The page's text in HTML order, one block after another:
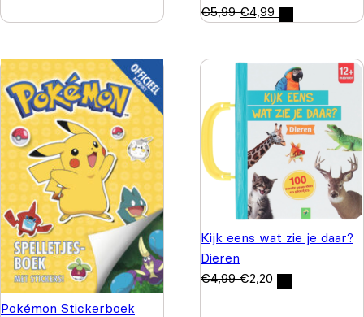
€5,99 €4,99
Pokémon Stickerboek
Kijk eens wat zie je daar?
Dieren
€4,99 €2,20